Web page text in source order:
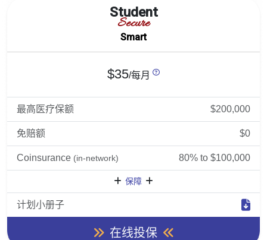
Student
Secure
Smart
$35/每月
最高医疗保额 $200,000
免赔额 $0
Coinsurance (in-network) 80% to $100,000
保障
计划小册子
在线投保